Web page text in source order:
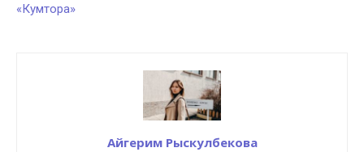
«Кумтора»
Айгерим Рыскулбекова